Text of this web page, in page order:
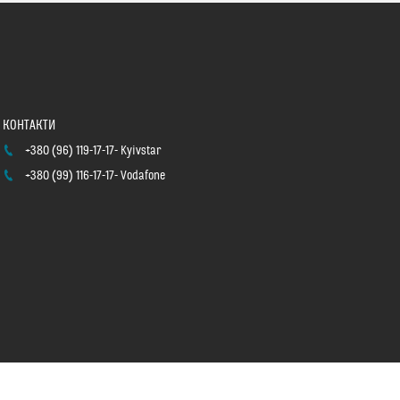
+380 (96) 119-17-17 Kyivstar
+380 (99) 116-17-17 Vodafone